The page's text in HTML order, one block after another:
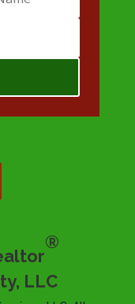
®
LLC